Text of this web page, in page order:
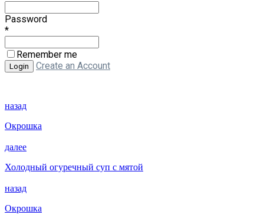
Password
*
Remember me
Create an Account
назад
Окрошка
далее
Холодный огуречный суп с мятой
назад
Окрошка